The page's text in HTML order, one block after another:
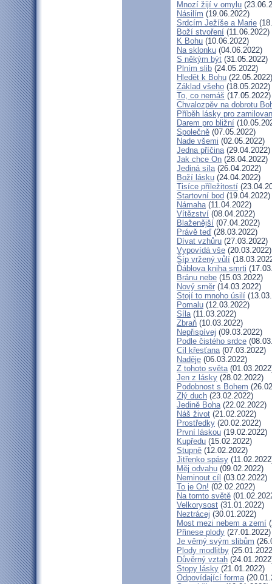
Mnozí žijí v omylu
Násilím (19.06.2022)
Srdcím Ježíše a Marie
Boží stvoření (11.06.2022)
K Bohu (10.06.2022)
Na sklonku (04.06.2022)
S někým být (31.05.2022)
Plním slib (24.05.2022)
Hledět k Bohu (22.05.2022)
Základ všeho (18.05.2022)
To, co nemáš (17.05.2022)
Chvalozpěv na dobrotu
Příběh lásky pro
Darem pro bližní
Společně (07.05.2022)
Nade všemi (02.05.2022)
Jedna příčina(29.04.2022)
Jak chce On (28.04.2022)
Jediná síla(26.04.2022)
Boží lásku (24.04.2022)
Tisíce příležitostí
Startovní bod (19.04.2022)
Námaha(11.04.2022)
Vítězství (08.04.2022)
Blaženější (07.04.2022)
Právě teď (28.03.2022)
Dívat vzhůru (27.03.2022)
Vypovídá vše (20.03.2022)
Šíp vržený vůlí
Ďáblova kniha smrti
Bránu nebe (15.03.2022)
Nový směr (14.03.2022)
Stojí to mnoho úsilí
Pomalu (12.03.2022)
Síla(11.03.2022)
Zbraň (10.03.2022)
Nepřispívej (09.03.2022)
Podle čistého srdce
Cíl křesťana(07.03.2022)
Naděje (06.03.2022)
Z tohoto světa
Jen z lásky (28.02.2022)
Podobnost s Bohem
Zlý duch (23.02.2022)
Jedině Boha(22.02.2022)
Náš život (21.02.2022)
Prostředky (20.02.2022)
První láskou (19.02.2022)
Kupředu (15.02.2022)
Stupně (12.02.2022)
Jitřenko spásy
Měj odvahu (09.02.2022)
Neminout cíl (03.02.2022)
To je On! (02.02.2022)
Na tomto světě
Velkorysost (31.01.2022)
Neztrácej (30.01.2022)
Most mezi nebem a zemí
Přinese plody (27.01.2022)
Je věrný svým slibům
Plody modlitby
Důvěrný vztah
Stopy lásky (21.01.2022)
Odpovídající forma